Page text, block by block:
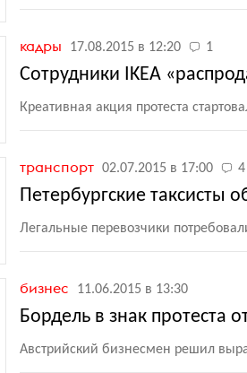
кадры 17.08.2015 в 12:20 1
Сотрудники IKEA
Креативная акция протеста
транспорт 02.07.2015 в 17:00 4
Петербургские таксисты
Легальные перевозчики
бизнес 11.06.2015 в 13:30
Бордель в знак протеста
Австрийский бизнесмен решил